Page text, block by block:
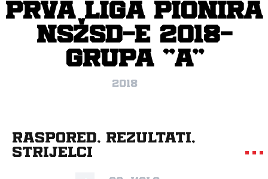
Prva liga pionira
NSŽSD-e 2018-
grupa "A"
2018
Raspored, rezultati,
strijelci